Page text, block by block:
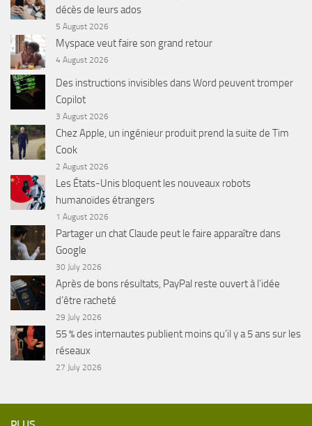
décès de leurs ados
5 August 2026
Myspace veut faire son grand retour
4 August 2026
Des instructions invisibles dans Word peuvent tromper
Copilot
3 August 2026
Chez Apple, un ingénieur produit prend la suite de Tim
Cook
2 August 2026
Les États-Unis bloquent les nouveaux robots
humanoïdes étrangers
1 August 2026
Partager un chat Claude peut le faire apparaître dans
Google
30 July 2026
Après de bons résultats, PayPal reste ouvert à l’idée
d’être racheté
29 July 2026
55 % des internautes publient moins qu’il y a 5 ans sur les
réseaux
27 July 2026